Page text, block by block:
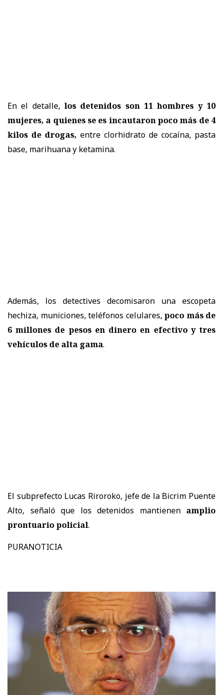
En el detalle, los detenidos son 11 hombres y 10
mujeres, a quienes se es incautaron poco más de 4
kilos de drogas, entre clorhidrato de cocaína, pasta
base, marihuana y ketamina.
Además, los detectives decomisaron una escopeta
hechiza, municiones, teléfonos celulares, poco más de
6 millones de pesos en dinero en efectivo y tres
vehículos de alta gama.
El subprefecto Lucas Riroroko, jefe de la Bicrim Puente
Alto, señaló que los detenidos mantienen amplio
prontuario policial.
PURANOTICIA